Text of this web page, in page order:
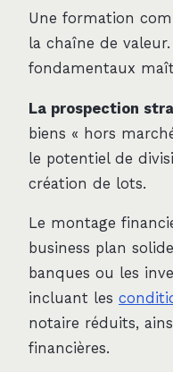
Une formation
la chaîne de
fondamentaux
La prospection
biens « hors
le potentiel de
création de lots.
Le montage
business plan
banques ou les
incluant les
notaire réduits,
financières.